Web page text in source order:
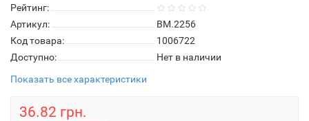
Рейтинг:
Артикул:
BM.2256
Код товара:
1006722
Доступно:
Нет в наличии
Показать все характеристики
36.82 грн.